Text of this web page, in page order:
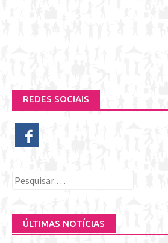
REDES SOCIAIS
Pesquisar
ÚLTIMAS NOTÍCIAS